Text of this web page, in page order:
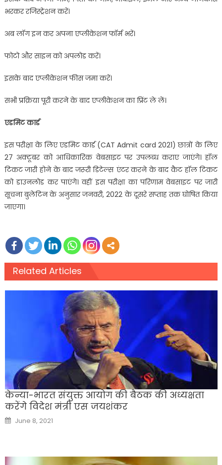
भरकर रजिस्ट्रेशन करें।
अब लॉग इन कर अपना एप्लीकेशन फॉर्म भरें।
फोटो और साइन को अपलोड करें।
इसके बाद एप्लीकेशन फीस जमा करें।
सभी प्रक्रिया पूरी करने के बाद एप्लीकेशन का प्रिंट ले लें।
एडमिट कार्ड
इस परीक्षा के लिए एडमिट कार्ड (CAT Admit card 2021) छात्रों के लिए
27 अक्टूबर को आधिकारिक वेबसाइट पर उपलब्ध कराए जाएंगे। हॉल
टिकट जारी होने के बाद जरूरी डिटेल्स एंटर करने के बाद कैट हॉल टिकट
को डाउनलोड कर पाएंगे। वहीं इस परीक्षा का परिणाम वेबसाइट पर जारी
सूचना बुलेटिन के अनुसार जनवरी, 2022 के दूसरे सप्ताह तक घोषित किया
जाएगा।
Related Articles
केन्या-भारत संयुक्त आयोग की बैठक की अध्यक्षता
करेंगे विदेश मंत्री एस जयशंकर
Posted
on
June 8, 2021